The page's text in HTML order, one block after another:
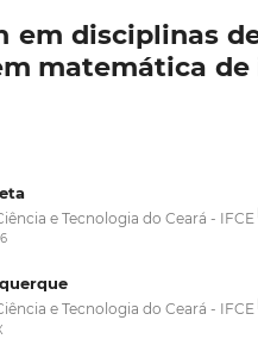
em disciplinas
matemática
e Tecnologia do Ceará - IFCE
e Tecnologia do Ceará - IFCE